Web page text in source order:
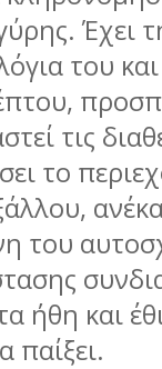
Έχει
του
τις
το
του
ήθη και
παίξει.